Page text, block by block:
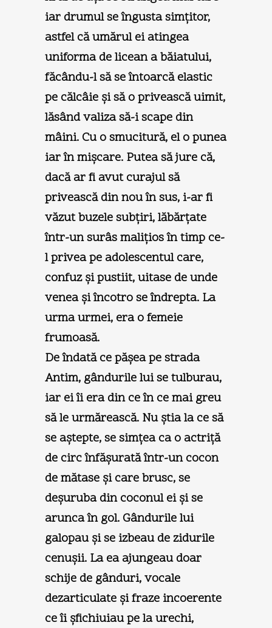
iar drumul se îngusta simţitor,
astfel că umărul ei atingea
uniforma de licean a băiatului,
făcându-l să se întoarcă elastic
pe călcâie şi să o privească uimit,
lăsând valiza să-i scape din
mâini. Cu o smucitură, el o punea
iar în mişcare. Putea să jure că,
dacă ar fi avut curajul să
privească din nou în sus, i-ar fi
văzut buzele subţiri, lăbărţate
într-un surâs maliţios în timp ce-
l privea pe adolescentul care,
confuz şi pustiit, uitase de unde
venea şi încotro se îndrepta. La
urma urmei, era o femeie
frumoasă.
De îndată ce păşea pe strada
Antim, gândurile lui se tulburau,
iar ei îi era din ce în ce mai greu
să le urmărească. Nu ştia la ce să
se aştepte, se simţea ca o actriţă
de circ înfăşurată într-un cocon
de mătase şi care brusc, se
deşuruba din coconul ei şi se
arunca în gol. Gândurile lui
galopau şi se izbeau de zidurile
cenuşii. La ea ajungeau doar
schije de gânduri, vocale
dezarticulate şi fraze incoerente
ce îi şfichiuiau pe la urechi,